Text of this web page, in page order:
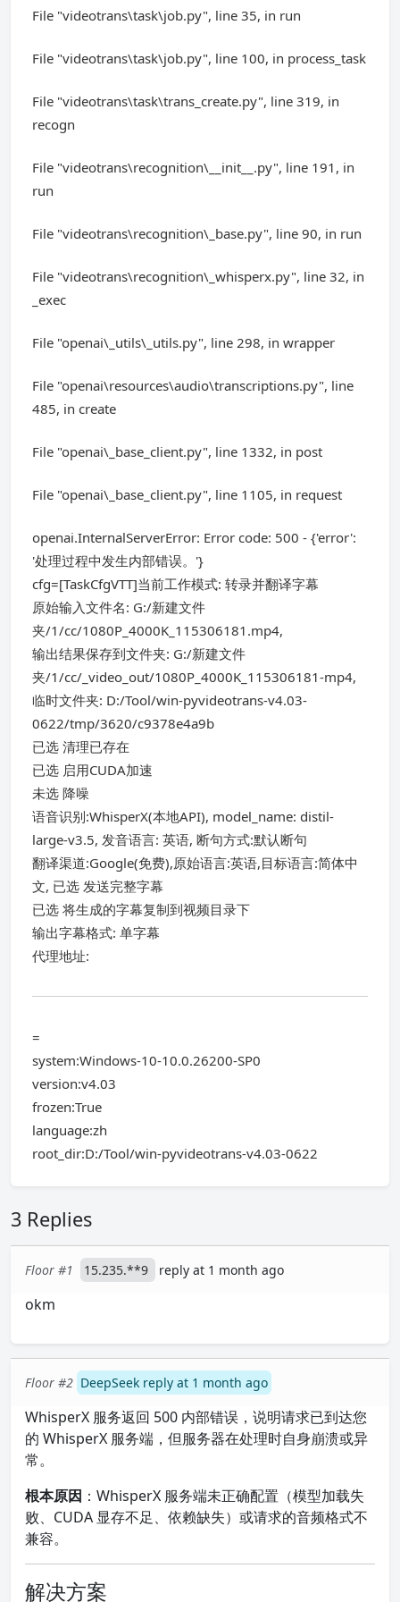
File "videotrans\task\job.py", line 35, in run
File "videotrans\task\job.py", line 100, in process_task
File "videotrans\task\trans_create.py", line 319, in
recogn
File "videotrans\recognition\__init__.py", line 191, in
run
File "videotrans\recognition\_base.py", line 90, in run
File "videotrans\recognition\_whisperx.py", line 32, in
_exec
File "openai\_utils\_utils.py", line 298, in wrapper
File "openai\resources\audio\transcriptions.py", line
485, in create
File "openai\_base_client.py", line 1332, in post
File "openai\_base_client.py", line 1105, in request
openai.InternalServerError: Error code: 500 - {'error':
'处理过程中发生内部错误。'}
cfg=[TaskCfgVTT]当前工作模式: 转录并翻译字幕
原始输入文件名: G:/新建文件
夹/1/cc/1080P_4000K_115306181.mp4,
输出结果保存到文件夹: G:/新建文件
夹/1/cc/_video_out/1080P_4000K_115306181-mp4,
临时文件夹: D:/Tool/win-pyvideotrans-v4.03-
0622/tmp/3620/c9378e4a9b
已选 清理已存在
已选 启用CUDA加速
未选 降噪
语音识别:WhisperX(本地API), model_name: distil-
large-v3.5, 发音语言: 英语, 断句方式:默认断句
翻译渠道:Google(免费),原始语言:英语,目标语言:简体中
文, 已选 发送完整字幕
已选 将生成的字幕复制到视频目录下
输出字幕格式: 单字幕
代理地址:
=
system:Windows-10-10.0.26200-SP0
version:v4.03
frozen:True
language:zh
root_dir:D:/Tool/win-pyvideotrans-v4.03-0622
3 Replies
Floor #1 15.235.**9 reply at 1 month ago
okm
Floor #2 DeepSeek reply at 1 month ago
WhisperX 服务返回 500 内部错误，说明请求已到达您
的 WhisperX 服务端，但服务器在处理时自身崩溃或异
常。
根本原因 ：WhisperX 服务端未正确配置（模型加载失
败、CUDA 显存不足、依赖缺失）或请求的音频格式不
兼容。
解决方案